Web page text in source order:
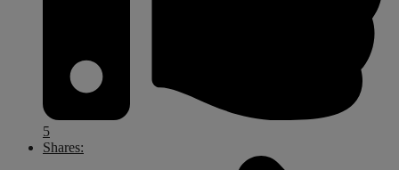
5
Shares: